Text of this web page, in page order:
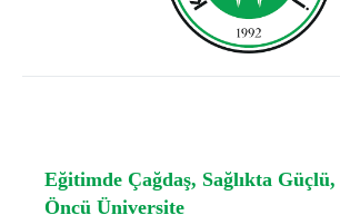
Eğitimde Çağdaş, Sağlıkta
Öncü Üniversite